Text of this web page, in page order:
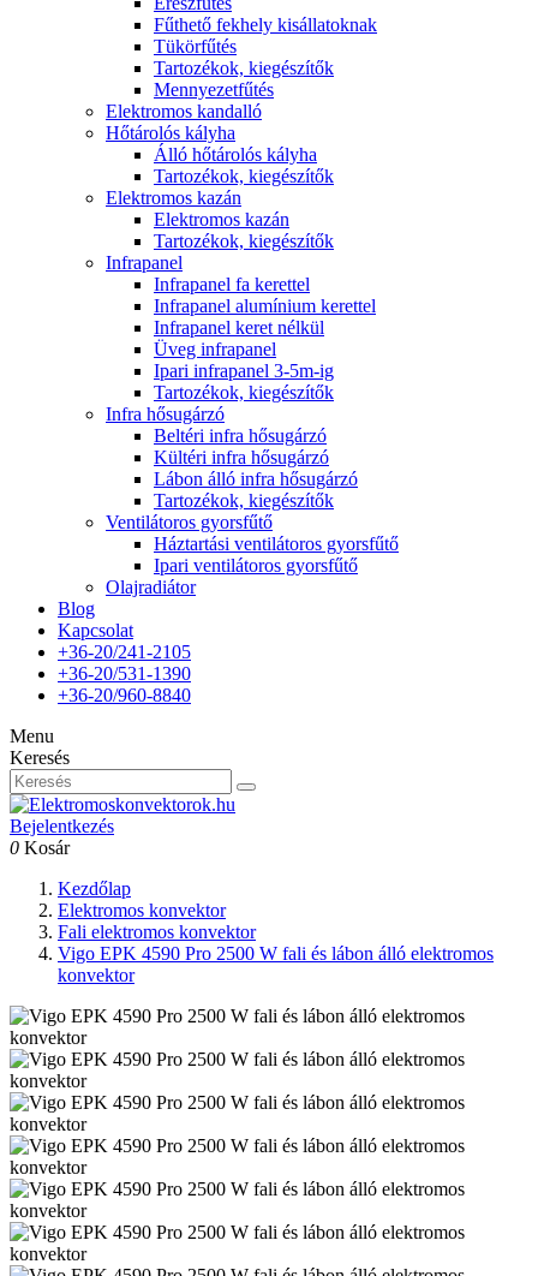
Fűthető fekhely kisállatoknak
Tükörfűtés
Tartozékok, kiegészítők
Mennyezetfűtés
Elektromos kandalló
Hőtárolós kályha
Álló hőtárolós kályha
Tartozékok, kiegészítők
Elektromos kazán
Elektromos kazán
Tartozékok, kiegészítők
Infrapanel
Infrapanel fa kerettel
Infrapanel alumínium kerettel
Infrapanel keret nélkül
Üveg infrapanel
Ipari infrapanel 3-5m-ig
Tartozékok, kiegészítők
Infra hősugárzó
Beltéri infra hősugárzó
Kültéri infra hősugárzó
Lábon álló infra hősugárzó
Tartozékok, kiegészítők
Ventilátoros gyorsfűtő
Háztartási ventilátoros gyorsfűtő
Ipari ventilátoros gyorsfűtő
Olajradiátor
Blog
Kapcsolat
+36-20/241-2105
+36-20/531-1390
+36-20/960-8840
Menu
Keresés
Bejelentkezés
0 Kosár
Kezdőlap
Elektromos konvektor
Fali elektromos konvektor
Vigo EPK 4590 Pro 2500 W fali és lábon álló elektromos
konvektor